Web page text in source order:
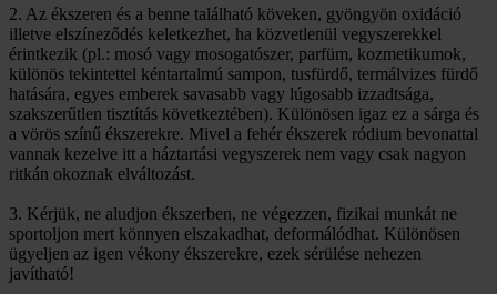
2. Az ékszeren és a benne található köveken, gyöngyön oxidáció
illetve elszíneződés keletkezhet, ha közvetlenül vegyszerekkel
érintkezik (pl.: mosó vagy mosogatószer, parfüm, kozmetikumok,
különös tekintettel kéntartalmú sampon, tusfürdő, termálvizes fürdő
hatására, egyes emberek savasabb vagy lúgosabb izzadtsága,
szakszerűtlen tisztítás következtében). Különösen igaz ez a sárga és
a vörös színű ékszerekre. Mivel a fehér ékszerek ródium bevonattal
vannak kezelve itt a háztartási vegyszerek nem vagy csak nagyon
ritkán okoznak elváltozást.
3. Kérjük, ne aludjon ékszerben, ne végezzen, fizikai munkát ne
sportoljon mert könnyen elszakadhat, deformálódhat. Különösen
ügyeljen az igen vékony ékszerekre, ezek sérülése nehezen
javítható!